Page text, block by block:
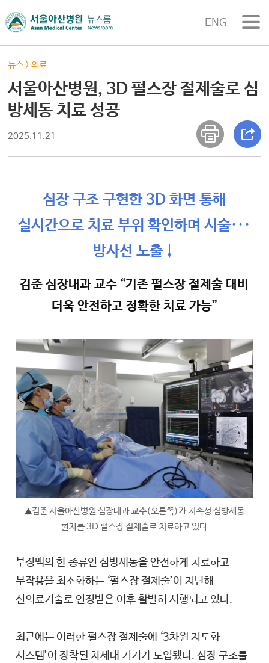
ENG
뉴스 >의료
서울아산병원, 3D 펄스장 절제술로 심
방세동 치료 성공
2025.11.21
심장 구조 구현한 3D 화면 통해
실시간으로 치료 부위 확인하며 시술···
방사선 노출↓
김준 심장내과 교수 “기존 펄스장 절제술 대비
더욱 안전하고 정확한 치료 가능”
▲김준 서울아산병원 심장내과 교수(오른쪽)가 지속성 심방세동
환자를 3D 펄스장 절제술로 치료하고 있다
부정맥의 한 종류인 심방세동을 안전하게 치료하고
부작용을 최소화하는 ‘펄스장 절제술’이 지난해
신의료기술로 인정받은 이후 활발히 시행되고 있다.
최근에는 이러한 펄스장 절제술에 ‘3차원 지도화
시스템’이 장착된 차세대 기기가 도입됐다. 심장 구조를